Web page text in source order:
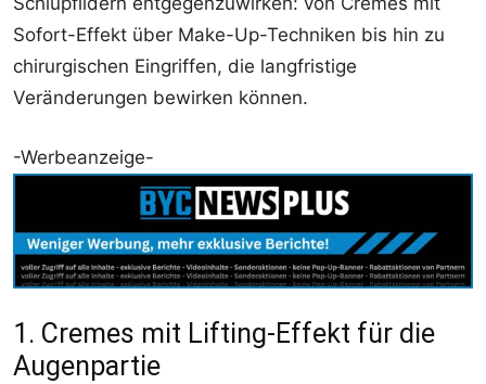
Sofort-Effekt über Make-Up-Techniken bis hin zu
chirurgischen Eingriffen, die langfristige
Veränderungen bewirken können.
-Werbeanzeige-
1. Cremes mit Lifting-Effekt für die
Augenpartie